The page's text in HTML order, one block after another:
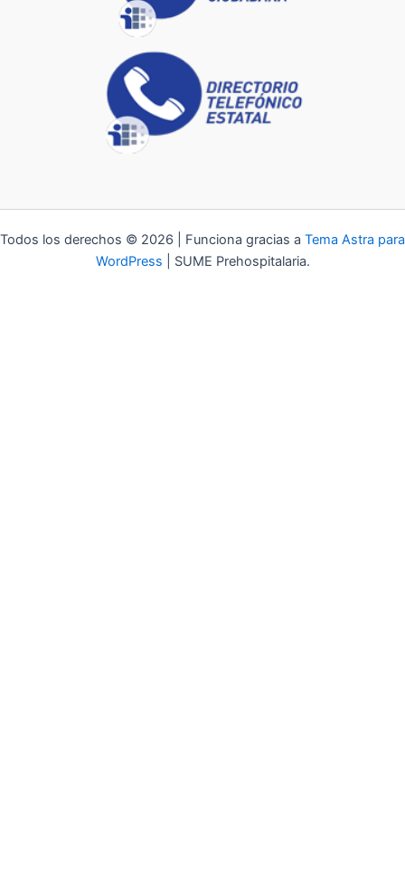
Todos los derechos © 2026 | Funciona gracias a Tema Astra para
WordPress | SUME Prehospitalaria.